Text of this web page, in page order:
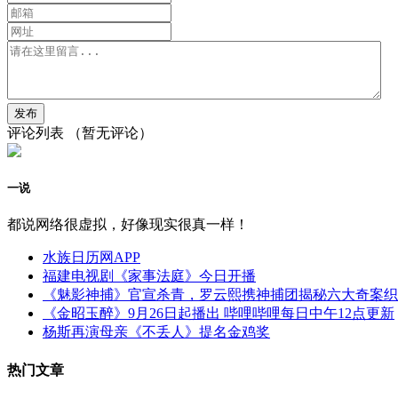
评论列表 （暂无评论）
一说
都说网络很虚拟，好像现实很真一样！
水族日历网APP
福建电视剧《家事法庭》今日开播
《魅影神捕》官宣杀青，罗云熙携神捕团揭秘六大奇案
《金昭玉醉》9月26日起播出 哔哩哔哩每日中午12点更新
杨斯再演母亲《不丢人》提名金鸡奖
热门文章